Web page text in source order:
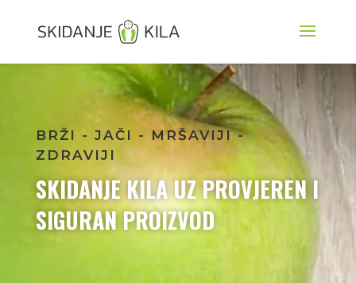
BRŽI - JAČI - MRŠAVIJI -
ZDRAVIJI
SKIDANJE KILA UZ PROVJEREN I
SIGURAN PROIZVOD